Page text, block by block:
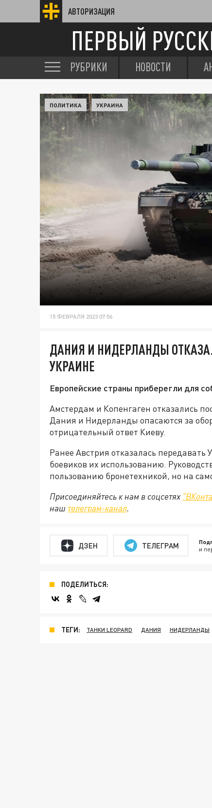
АВТОРИЗАЦИЯ
ПЕРВЫЙ
РУБРИКИ НОВОСТИ
ПОЛИТИКА УКРАИНА
15 ФЕВРАЛЯ 2023 07:56
ДАНИЯ И НИДЕРЛАНДЫ
УКРАИНЕ
Европейские страны приберегли для
Амстердам и Копенгаген отказались
Дания и Нидерланды опасаются за
отрицательный ответ Киеву.
Ранее Австрия отказалась передавать
боевиков их использованию.
пользованию бронетехникой, но на
Присоединяйтесь к нам в соцсетях
наш телеграм-канал.
ДЗЕН ТЕЛЕГРАМ и
ПОДЕЛИТЬСЯ:
ТЕГИ: ТАНКИ LEOPARD ДАНИЯ НИДЕРЛАНДЫ